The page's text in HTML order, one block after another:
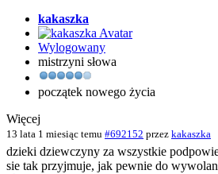
kakaszka
Wylogowany
mistrzyni słowa
początek nowego życia
Więcej
13 lata 1 miesiąc temu #692152 przez kakaszka
dzieki dziewczyny za wszystkie
sie tak przyjmuje, jak pewnie do